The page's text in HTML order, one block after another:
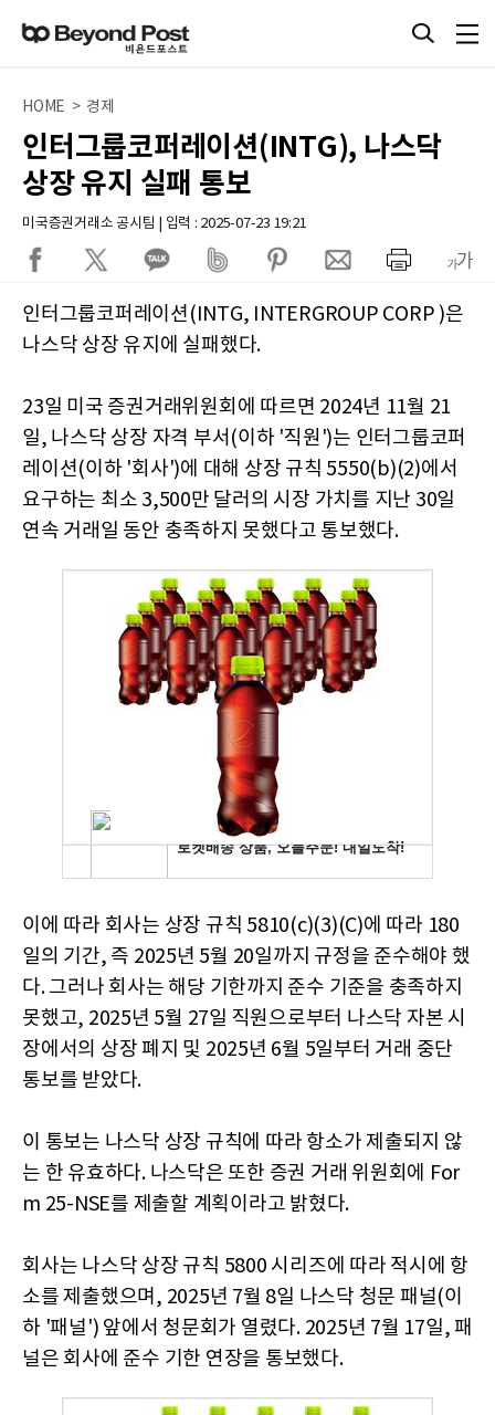
HOME > 경제
인터그룹코퍼레이션(INTG), 나스닥
상장 유지 실패 통보
미국증권거래소 공시팀 | 입력 : 2025-07-23 19:21
인터그룹코퍼레이션(INTG, INTERGROUP CORP )은
나스닥 상장 유지에 실패했다.
23일 미국 증권거래위원회에 따르면 2024년 11월 21
일, 나스닥 상장 자격 부서(이하 '직원')는 인터그룹코퍼
레이션(이하 '회사')에 대해 상장 규칙 5550(b)(2)에서
요구하는 최소 3,500만 달러의 시장 가치를 지난 30일
연속 거래일 동안 충족하지 못했다고 통보했다.
이에 따라 회사는 상장 규칙 5810(c)(3)(C)에 따라 180
일의 기간, 즉 2025년 5월 20일까지 규정을 준수해야 했
다. 그러나 회사는 해당 기한까지 준수 기준을 충족하지
못했고, 2025년 5월 27일 직원으로부터 나스닥 자본 시
장에서의 상장 폐지 및 2025년 6월 5일부터 거래 중단
통보를 받았다.
이 통보는 나스닥 상장 규칙에 따라 항소가 제출되지 않
는 한 유효하다. 나스닥은 또한 증권 거래 위원회에 For
m 25-NSE를 제출할 계획이라고 밝혔다.
회사는 나스닥 상장 규칙 5800 시리즈에 따라 적시에 항
소를 제출했으며, 2025년 7월 8일 나스닥 청문 패널(이
하 '패널') 앞에서 청문회가 열렸다. 2025년 7월 17일, 패
널은 회사에 준수 기한 연장을 통보했다.